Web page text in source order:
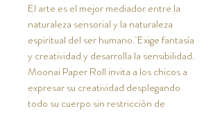
El arte es el mejor mediador entre la
naturaleza sensorial y la naturaleza
espiritual del ser humano. Exige fantasía
y creatividad y desarrolla la sensibilidad.
Moonai Paper Roll invita a los chicos a
expresar su creatividad desplegando
todo su cuerpo sin restricción de